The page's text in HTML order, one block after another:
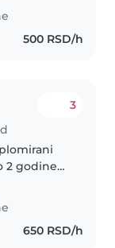
dece iz
500 RSD/h
3
2 godine
Pored
dece,..
650 RSD/h